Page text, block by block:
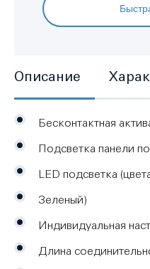
Описание
Бесконтактная
Подсветка панели
LED подсветка
Зеленый)
Индивидуальная
Длина